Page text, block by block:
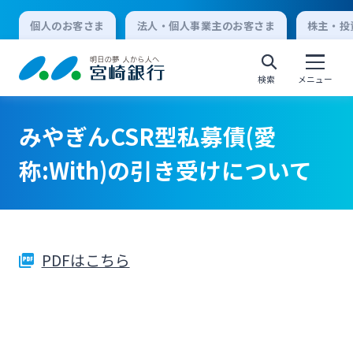
個人のお客さま 法人・個人事業主のお客さま 株主・
検索 メニュー
個人向けインターネットバンキング
ログオン
法人向けインターネットバンキング
みやぎんCSR型私募債(愛
称:With)の引き受けについて
PDFはこちら